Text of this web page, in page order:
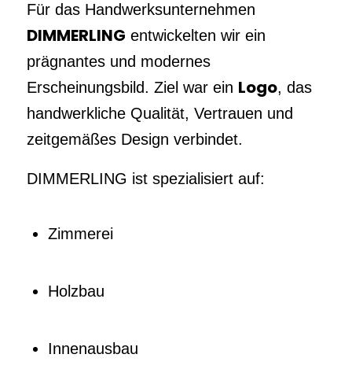
Für das Handwerksunternehmen
DIMMERLING entwickelten wir ein
prägnantes und modernes
Erscheinungsbild. Ziel war ein Logo, das
handwerkliche Qualität, Vertrauen und
zeitgemäßes Design verbindet.
DIMMERLING ist spezialisiert auf:
Zimmerei
Holzbau
Innenausbau